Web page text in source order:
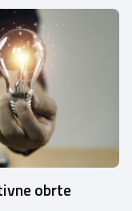
obrte